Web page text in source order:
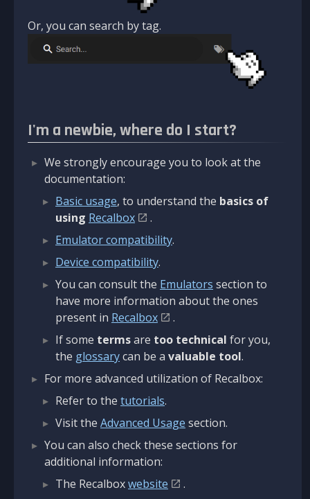
Or, you can search by tag.
I'm a newbie, where do I start?
We strongly encourage you to look at the
documentation:
Basic usage, to understand the basics of
using Recalbox
.
Emulator compatibility.
Device compatibility.
You can consult the Emulators section to
have more information about the ones
present in Recalbox
.
If some termsare too technical for you,
the glossarycan be a valuable tool.
For more advanced utilization of Recalbox:
Refer to the tutorials.
Visit the Advanced Usage section.
You can also check these sections for
additional information:
The Recalboxwebsite
.